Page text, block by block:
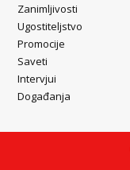
Zanimljivosti
Ugostiteljstvo
Promocije
Saveti
Intervjui
Događanja